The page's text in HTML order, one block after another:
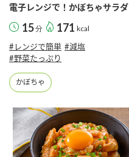
電子レンジで！かぼちゃサラダ
15分 171 kcal
#レンジで簡単 #減塩
#野菜たっぷり
かぼちゃ